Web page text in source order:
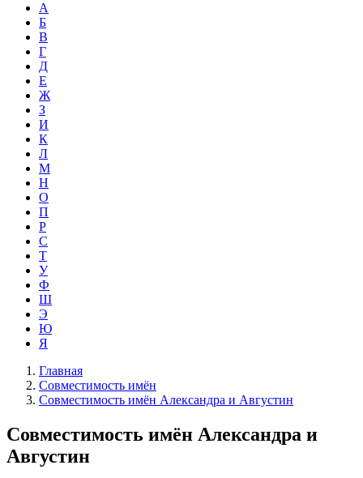
А
Б
В
Г
Д
Е
Ж
З
И
К
Л
М
Н
О
П
Р
С
Т
У
Ф
Ш
Э
Ю
Я
Главная
Совместимость имён
Совместимость имён Александра и Августин
Совместимость имён Александра и
Августин